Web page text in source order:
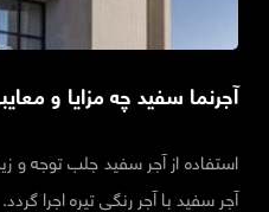
آجرنما سفید چه مزایا و
استفاده از آجر سفید جلب توجه و
آجر سفید با آجر رنگی تیره اجرا گردد.